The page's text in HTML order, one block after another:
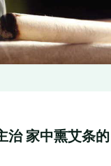
治 家中熏艾条的